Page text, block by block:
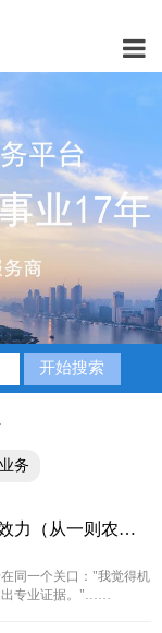
务
力（从一则农机
同一个关口："我觉得机
出专业证据。"……